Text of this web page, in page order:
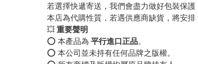
若選擇快遞寄送，我們會盡力做好包裝保
本店為代購性質，若遇供應商缺貨，將安排
💥 重要聲明
⭕️ 本產品為 平行進口正品。
⭕️ 本公司並未持有任何品牌之版權。